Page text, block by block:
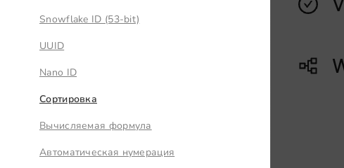
Snowflake ID (53-bit)
UUID
Nano ID
Сортировка
Вычисляемая формула
Автоматическая нумерация